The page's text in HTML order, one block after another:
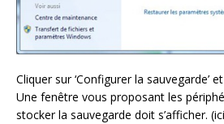
Cliquer sur ‘Configurer la sauvegarde’
Une fenêtre vous proposant les
stocker la sauvegarde doit s’afficher.